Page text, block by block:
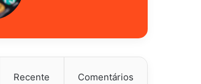
Recente Comentários